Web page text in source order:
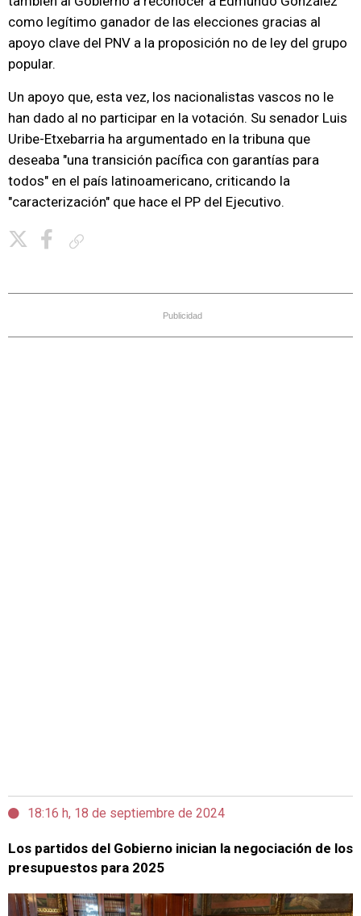
como legítimo ganador de las elecciones gracias al
apoyo clave del PNV a la proposición no de ley del grupo
popular.
Un apoyo que, esta vez, los nacionalistas vascos no le
han dado al no participar en la votación. Su senador Luis
Uribe-Etxebarria ha argumentado en la tribuna que
deseaba "una transición pacífica con garantías para
todos" en el país latinoamericano, criticando la
"caracterización" que hace el PP del Ejecutivo.
Publicidad
18:16 h, 18 de septiembre de 2024
Los partidos del Gobierno inician la negociación de los
presupuestos para 2025